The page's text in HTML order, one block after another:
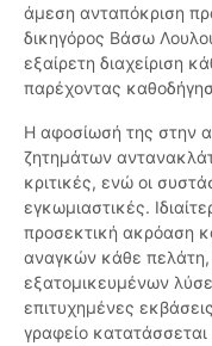
άμεση ανταπόκριση
δικηγόρος Βάσω
εξαίρετη διαχείριση
παρέχοντας
Η αφοσίωσή της στην
ζητημάτων
κριτικές, ενώ οι
εγκωμιαστικές.
προσεκτική ακρόαση
αναγκών κάθε
εξατομικευμένων
επιτυχημένες
γραφείο